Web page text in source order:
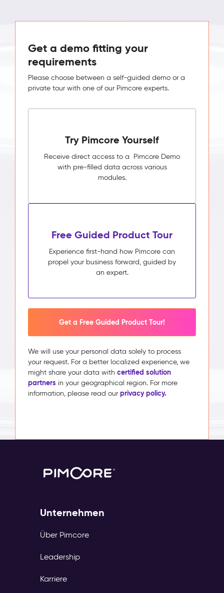
Get a demo fitting your
requirements
Please choose between a self-guided demo or a
private tour with one of our Pimcore experts.
Try Pimcore Yourself
Receive direct access to a Pimcore Demo
with pre-filled data across various
modules.
Free Guided Product Tour
Experience first-hand how Pimcore can
propel your business forward, guided by
an expert.
Get a Free Guided Product Tour!
We will use your personal data solely to process
your request. For a better localized experience, we
might share your data with certified solution
partners in your geographical region. For more
information, please read our privacy policy.
Unternehmen
Über Pimcore
Leadership
Karriere